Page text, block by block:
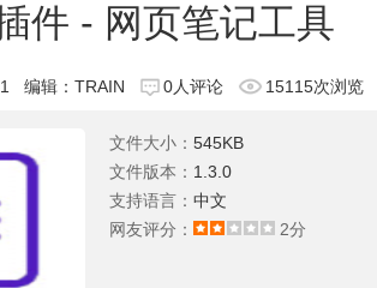
件 - 网页笔记工具
编辑：TRAIN 0人评论 15115次浏览
文件大小： 545KB
文件版本： 1.3.0
支持语言： 中文
网友评分：
2分